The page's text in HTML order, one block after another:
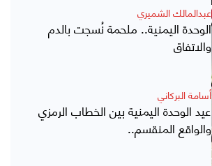
عبدالمالك الشميري
الوحدة اليمنية.. ملحمة نُسجت بالدم
والاتفاق
أسامة البركاني
عيد الوحدة اليمنية بين الخطاب الرمزي
والواقع المنقسم..